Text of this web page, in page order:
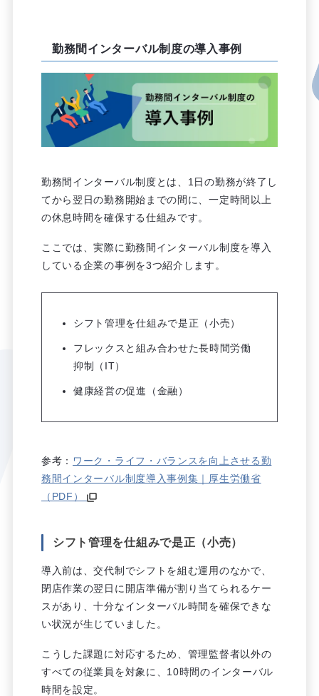
勤務間インターバル制度の導入事例
勤務間インターバル制度とは、1日の勤務が終了し
てから翌日の勤務開始までの間に、一定時間以上
の休息時間を確保する仕組みです。
ここでは、実際に勤務間インターバル制度を導入
している企業の事例を3つ紹介します。
シフト管理を仕組みで是正（小売）
フレックスと組み合わせた長時間労働
抑制（IT）
健康経営の促進（金融）
参考： ワーク・ライフ・バランスを向上させる勤
務間インターバル制度導入事例集｜厚生労働省
（PDF）
シフト管理を仕組みで是正（小売）
導入前は、交代制でシフトを組む運用のなかで、
閉店作業の翌日に開店準備が割り当てられるケー
スがあり、十分なインターバル時間を確保できな
い状況が生じていました。
こうした課題に対応するため、管理監督者以外の
すべての従業員を対象に、10時間のインターバル
時間を設定。